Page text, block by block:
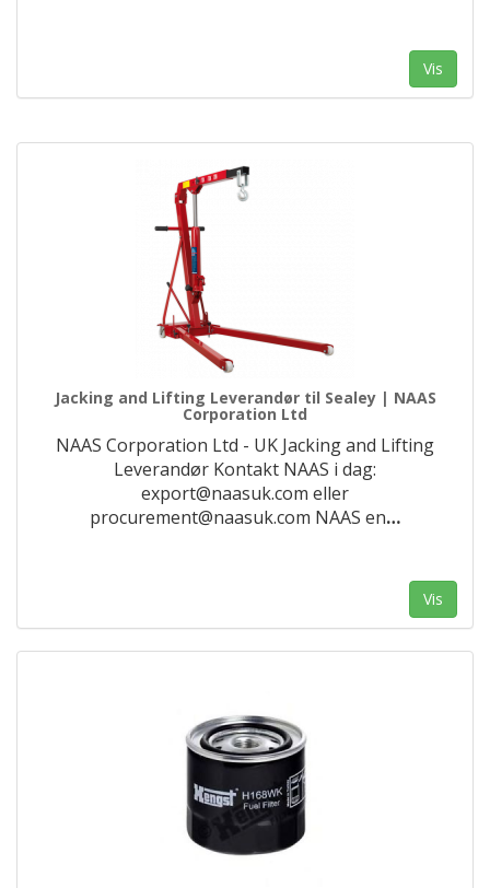
Vis
Jacking and Lifting Leverandør til Sealey | NAAS
Corporation Ltd
NAAS Corporation Ltd - UK Jacking and Lifting
Leverandør Kontakt NAAS i dag:
export@naasuk.com eller
procurement@naasuk.com NAAS en…
Vis